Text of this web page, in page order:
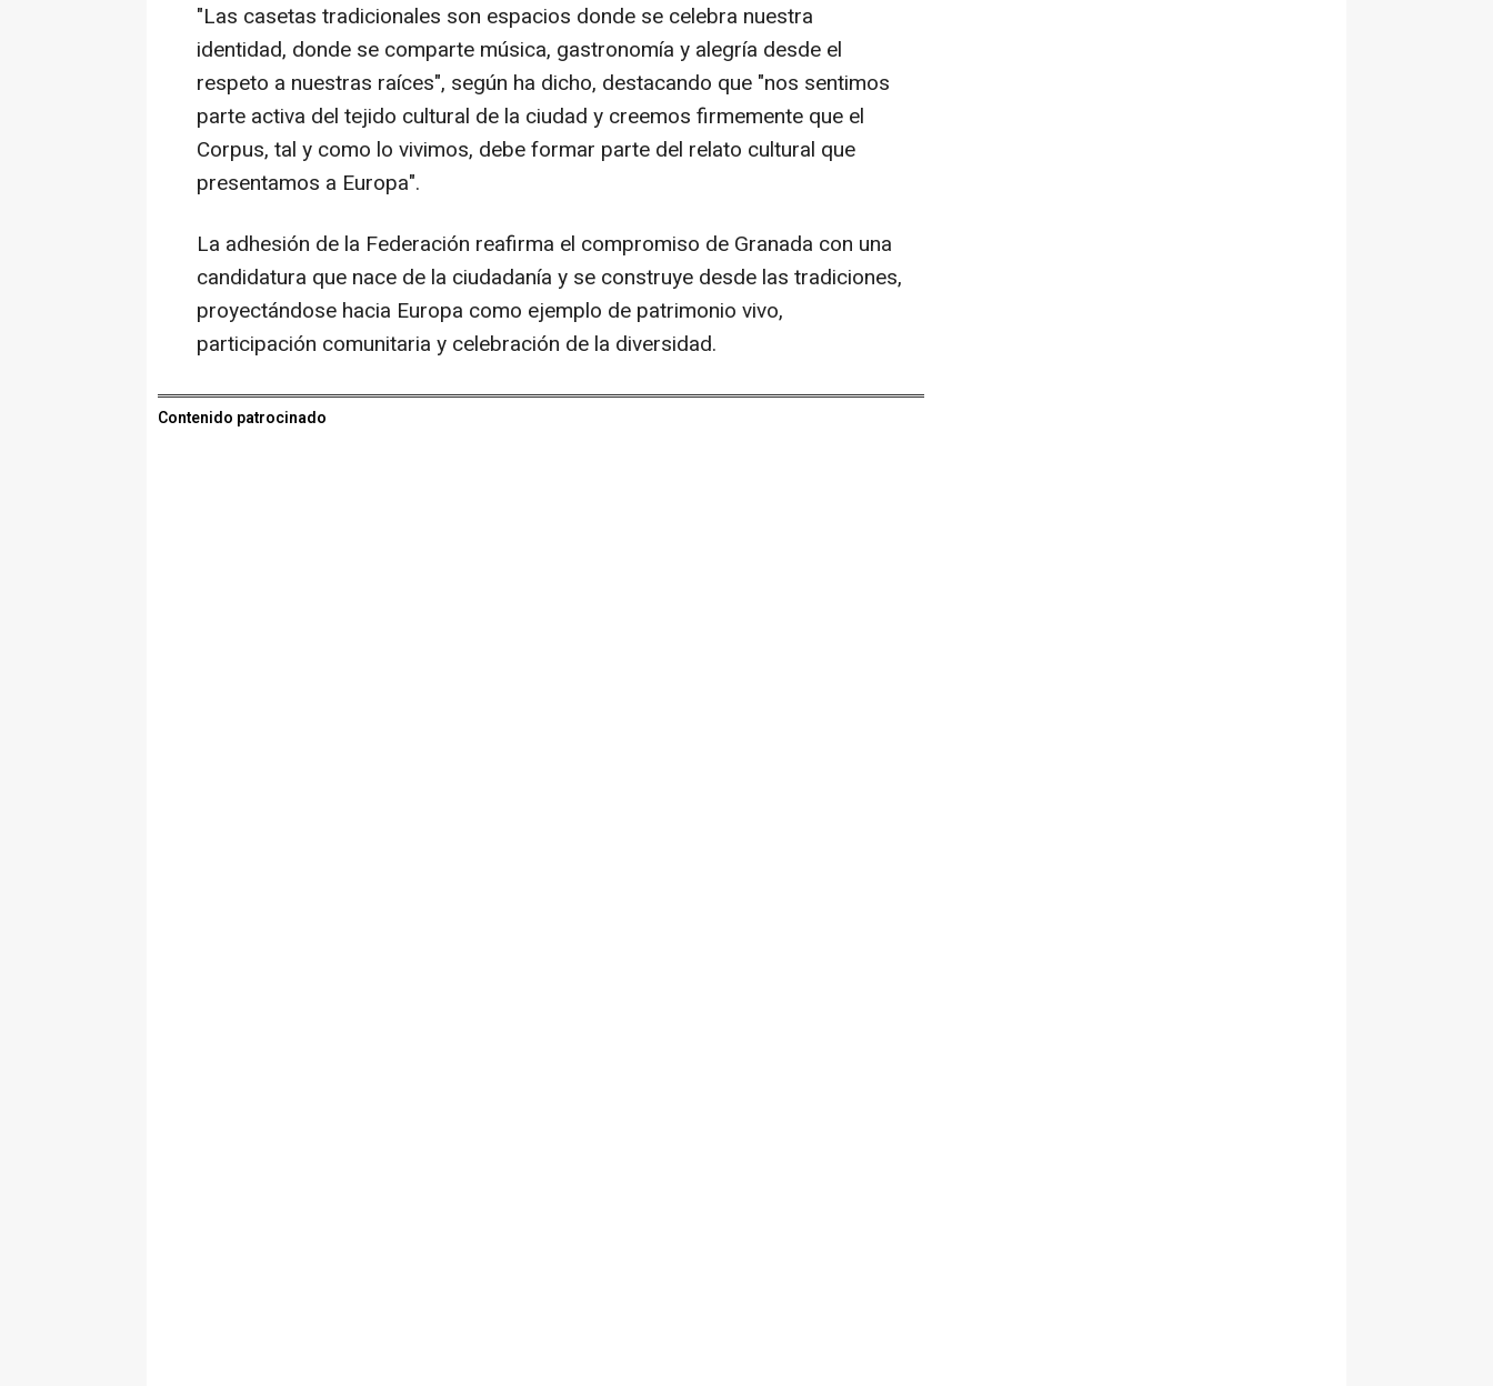
"Las casetas tradicionales son espacios donde se celebra nuestra
identidad, donde se comparte música, gastronomía y alegría desde el
respeto a nuestras raíces", según ha dicho, destacando que "nos sentimos
parte activa del tejido cultural de la ciudad y creemos firmemente que el
Corpus, tal y como lo vivimos, debe formar parte del relato cultural que
presentamos a Europa".
La adhesión de la Federación reafirma el compromiso de Granada con una
candidatura que nace de la ciudadanía y se construye desde las tradiciones,
proyectándose hacia Europa como ejemplo de patrimonio vivo,
participación comunitaria y celebración de la diversidad.
Contenido patrocinado